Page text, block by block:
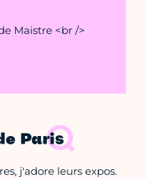
Maistre <br />
Paris
j'adore leurs expos.